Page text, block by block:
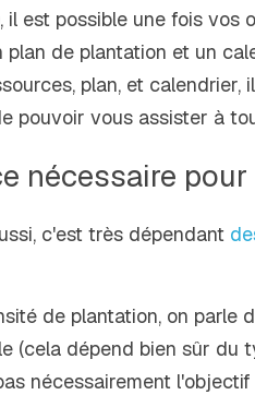
il est possible une fois
de plantation et un
plan, et
pouvoir vous assister à
nécessaire
c'est très dépendant
de plantation, on parle
(cela dépend bien sûr du
nécessairement l'objectif